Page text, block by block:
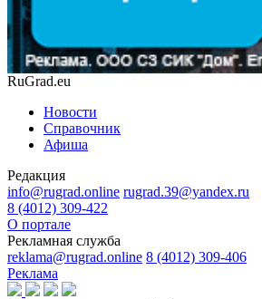
RuGrad.eu
Новости
Справочник
Афиша
Редакция
info@rugrad.online rugrad.39@yandex.ru
8 (4012) 309-422
О портале
Рекламная служба
reklama@rugrad.online 8 (4012) 309-406
Реклама